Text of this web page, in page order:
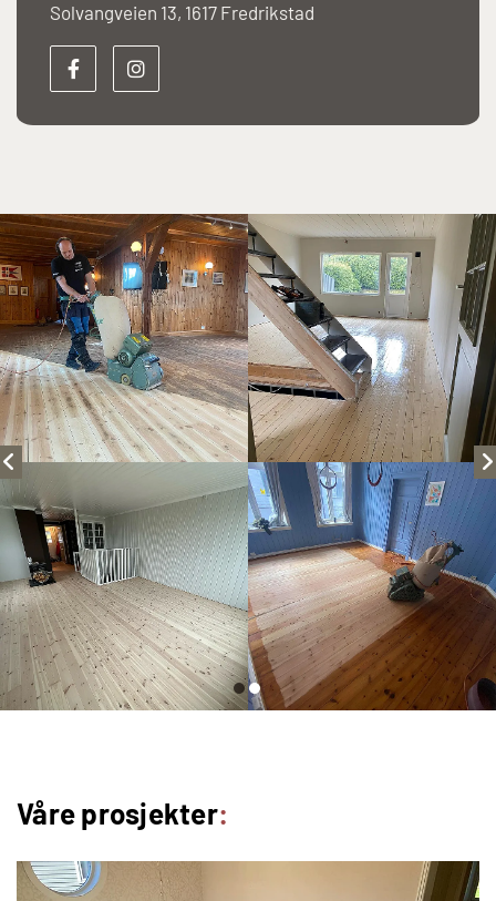
Solvangveien 13, 1617 Fredrikstad
Våre prosjekter: